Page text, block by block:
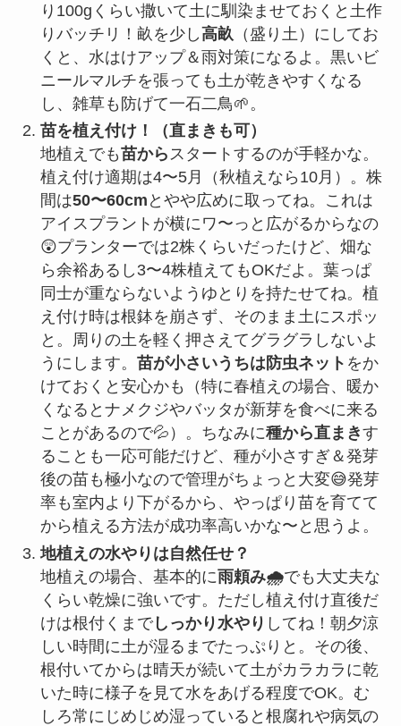
り100gくらい撒いて土に馴染ませておくと土作
りバッチリ！畝を少し高畝 （盛り土）にしてお
くと、水はけアップ＆雨対策になるよ。黒いビ
ニールマルチを張っても土が乾きやすくなる
し、雑草も防げて一石二鳥🌱。
苗を植え付け！（直まきも可）
地植えでも苗からスタートするのが手軽かな。
植え付け適期は4〜5月（秋植えなら10月）。株
間は50〜60cm とやや広めに取ってね。これは
アイスプラントが横にワ〜っと広がるからなの
😲プランターでは2株くらいだったけど、畑な
ら余裕あるし3〜4株植えてもOKだよ。葉っぱ
同士が重ならないようゆとりを持たせてね。植
え付け時は根鉢を崩さず、そのまま土にスポッ
と。周りの土を軽く押さえてグラグラしないよ
うにします。 苗が小さいうちは防虫ネット をか
けておくと安心かも（特に春植えの場合、暖か
くなるとナメクジやバッタが新芽を食べに来る
ことがあるので💦）。ちなみに種から直まきす
ることも一応可能だけど、種が小さすぎ＆発芽
後の苗も極小なので管理がちょっと大変😅発芽
率も室内より下がるから、やっぱり苗を育てて
から植える方法が成功率高いかな〜と思うよ。
地植えの水やりは自然任せ？
地植えの場合、基本的に雨頼み🌧️でも大丈夫な
くらい乾燥に強いです。ただし植え付け直後だ
けは根付くまでしっかり水やり してね！朝夕涼
しい時間に土が湿るまでたっぷりと。その後、
根付いてからは晴天が続いて土がカラカラに乾
いた時に様子を見て水をあげる程度でOK。む
しろ常にじめじめ湿っていると根腐れや病気の